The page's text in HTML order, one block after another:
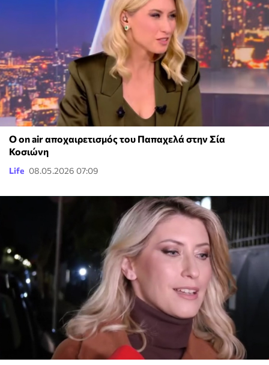
Ο on air αποχαιρετισμός του Παπαχελά στην Σία
Κοσιώνη
Life 08.05.2026 07:09